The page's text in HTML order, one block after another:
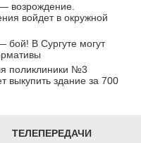
возрождение.
войдет в окружной
бой! В Сургуте могут
поликлиники №3
выкупить здание за 700
ТЕЛЕПЕРЕДАЧИ